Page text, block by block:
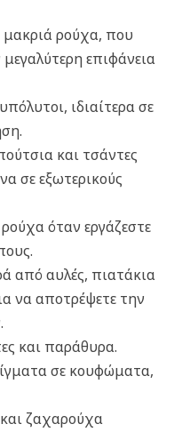
ρούχα, που
επιφάνεια
ιδιαίτερα σε
και τσάντες
σε εξωτερικούς
όταν εργάζεστε
από αυλές, πιατάκια
να αποτρέψετε την
και παράθυρα.
σε κουφώματα,
ζαχαρούχα